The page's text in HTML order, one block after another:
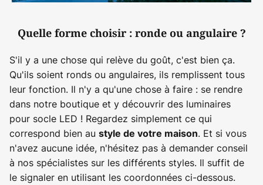
Quelle forme choisir : ronde ou angulaire ?
S'il y a une chose qui relève du goût, c'est bien ça.
Qu'ils soient ronds ou angulaires, ils remplissent tous
leur fonction. Il n'y a qu'une chose à faire : se rendre
dans notre boutique et y découvrir des luminaires
pour socle LED ! Regardez simplement ce qui
correspond bien au style de votre maison. Et si vous
n'avez aucune idée, n'hésitez pas à demander conseil
à nos spécialistes sur les différents styles. Il suffit de
le signaler en utilisant les coordonnées ci-dessous.